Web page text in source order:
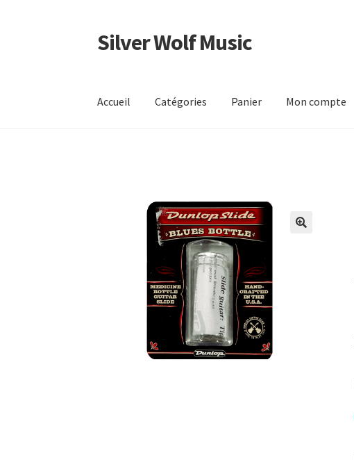
Aller
à
Aller
au
Silver Wolf Music
Accueil Catégories Panier Mon compte